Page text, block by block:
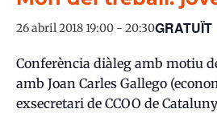
26 abril 2018 19:00 - 20:30GRATUÏT
Conferència diàleg amb motiu
amb Joan Carles Gallego
exsecretari de CCOO de